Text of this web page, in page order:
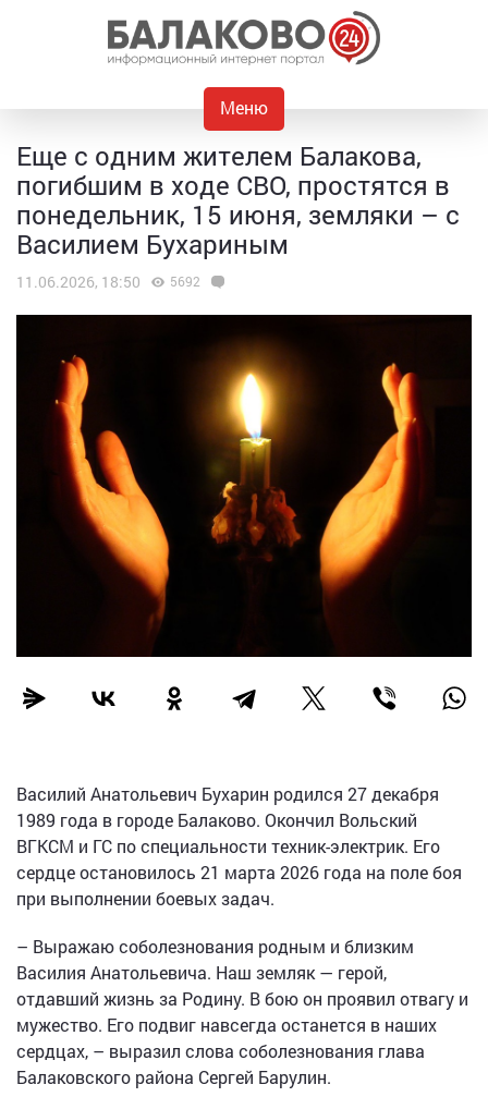
Меню
Еще с одним жителем Балакова,
погибшим в ходе СВО, простятся в
понедельник, 15 июня, земляки – с
Василием Бухариным
11.06.2026, 18:50 5692
Василий Анатольевич Бухарин родился 27 декабря
1989 года в городе Балаково. Окончил Вольский
ВГКСМ и ГС по специальности техник-электрик. Его
сердце остановилось 21 марта 2026 года на поле боя
при выполнении боевых задач.
– Выражаю соболезнования родным и близким
Василия Анатольевича. Наш земляк — герой,
отдавший жизнь за Родину. В бою он проявил отвагу и
мужество. Его подвиг навсегда останется в наших
сердцах, – выразил слова соболезнования глава
Балаковского района Сергей Барулин.